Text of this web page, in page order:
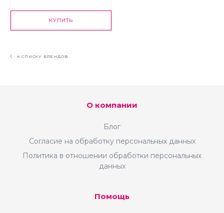
КУПИТЬ
К СПИСКУ БРЕНДОВ
О компании
Блог
Согласие на обработку персональных данных
Политика в отношении обработки персональных
данных
Помощь